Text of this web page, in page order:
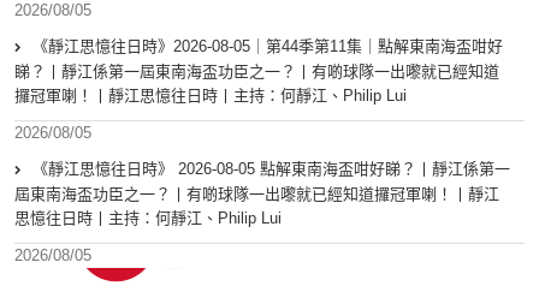
2026/08/05
《靜江思憶往日時》2026-08-05｜第44季第11集｜點解東南海盃咁好
睇？丨靜江係第一屆東南海盃功臣之一？丨有啲球隊一出嚟就已經知道
攞冠軍喇！丨靜江思憶往日時丨主持：何靜江、Philip Lui
2026/08/05
《靜江思憶往日時》 2026-08-05 點解東南海盃咁好睇？丨靜江係第一
屆東南海盃功臣之一？丨有啲球隊一出嚟就已經知道攞冠軍喇！丨靜江
思憶往日時丨主持：何靜江、Philip Lui
2026/08/05